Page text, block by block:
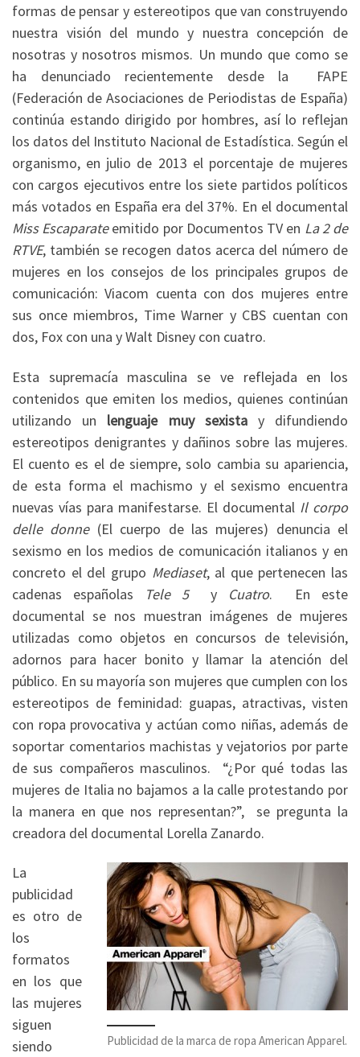
formas de pensar y estereotipos que van construyendo
nuestra visión del mundo y nuestra concepción de
nosotras y nosotros mismos. Un mundo que como se
ha denunciado recientemente desde la FAPE
(Federación de Asociaciones de Periodistas de España)
continúa estando dirigido por hombres, así lo reflejan
los datos del Instituto Nacional de Estadística. Según el
organismo, en julio de 2013 el porcentaje de mujeres
con cargos ejecutivos entre los siete partidos políticos
más votados en España era del 37%. En el documental
Miss Escaparateemitido por Documentos TV en La 2 de
RTVE, también se recogen datos acerca del número de
mujeres en los consejos de los principales grupos de
comunicación: Viacom cuenta con dos mujeres entre
sus once miembros, Time Warner y CBS cuentan con
dos, Fox con una y Walt Disney con cuatro.
Esta supremacía masculina se ve reflejada en los
contenidos que emiten los medios, quienes continúan
utilizando un lenguaje muy sexistay difundiendo
estereotipos denigrantes y dañinos sobre las mujeres.
El cuento es el de siempre, solo cambia su apariencia,
de esta forma el machismo y el sexismo encuentra
nuevas vías para manifestarse. El documental Il corpo
delle donne(El cuerpo de las mujeres) denuncia el
sexismo en los medios de comunicación italianos y en
concreto el del grupo Mediaset, al que pertenecen las
cadenas españolas
Tele 5y Cuatro. En este
documental se nos muestran imágenes de mujeres
utilizadas como objetos en concursos de televisión,
adornos para hacer bonito y llamar la atención del
público. En su mayoría son mujeres que cumplen con los
estereotipos de feminidad: guapas, atractivas, visten
con ropa provocativa y actúan como niñas, además de
soportar comentarios machistas y vejatorios por parte
de sus compañeros masculinos. “¿Por qué todas las
mujeres de Italia no bajamos a la calle protestando por
la manera en que nos representan?”, se pregunta la
creadora del documental Lorella Zanardo.
Publicidad de la marca de ropa American Apparel.
La
publicidad
es otro de
los
formatos
en los que
las mujeres
siguen
siendo